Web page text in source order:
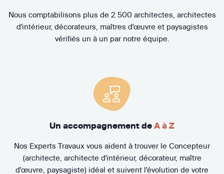
Nous comptabilisons plus de 2 500 architectes, architectes
d'intérieur, décorateurs, maîtres d'œuvre et paysagistes
vérifiés un à un par notre équipe.
Un accompagnement de A à Z
Nos Experts Travaux vous aident à trouver le Concepteur
(architecte, architecte d'intérieur, décorateur, maître
d'œuvre, paysagiste) idéal et suivent l'évolution de votre